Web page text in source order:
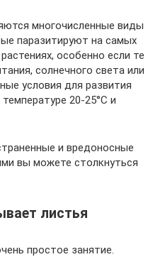
многочисленные виды
паразитируют на самых
особенно если те
солнечного света или
условия для развития
20-25°C и
и вредоносные
вы можете столкнуться
листья
простое занятие.